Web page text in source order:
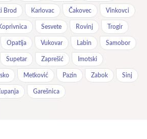
Brod Karlovac Čakovec Vinkovci
Sesvete Rovinj Trogir
Opatija Vukovar Labin Samobor
Supetar Zaprešić Imotski
Metković Pazin Zabok Sinj
Garešnica